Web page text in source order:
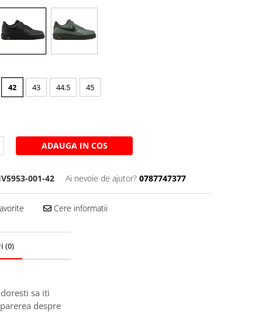
42 43 44.5 45
ADAUGA IN COS
001-42 Ai nevoie de ajutor? 0787747377
Cere informatii
(0)
sa iti
despre